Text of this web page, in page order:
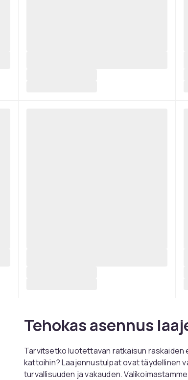
Tehokas asennus
Tarvitsetko luotettavan ratkaisun raskaiden
kattoihin? Laajennustulpat ovat täydellinen
turvallisuuden ja vakauden.